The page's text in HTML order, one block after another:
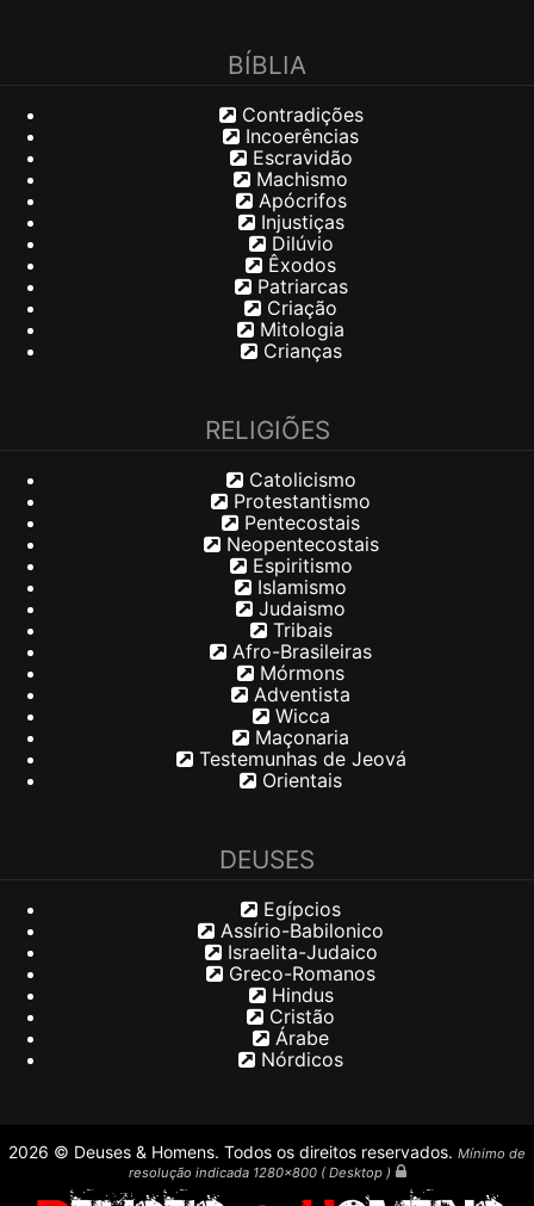
BÍBLIA
Contradições
Incoerências
Escravidão
Machismo
Apócrifos
Injustiças
Dilúvio
Êxodos
Patriarcas
Criação
Mitologia
Crianças
RELIGIÕES
Catolicismo
Protestantismo
Pentecostais
Neopentecostais
Espiritismo
Islamismo
Judaismo
Tribais
Afro-Brasileiras
Mórmons
Adventista
Wicca
Maçonaria
Testemunhas de Jeová
Orientais
DEUSES
Egípcios
Assírio-Babilonico
Israelita-Judaico
Greco-Romanos
Hindus
Cristão
Árabe
Nórdicos
2026 © Deuses & Homens. Todos os direitos reservados. Mínimo de
resolução indicada 1280x800 ( Desktop )